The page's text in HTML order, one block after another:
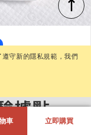
遵守新的隱私規範，我們
↑
車 立即購買